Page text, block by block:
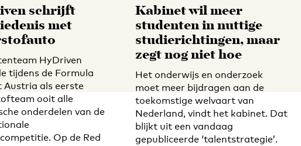
schrijft
met
HyDriven
tijdens de Formula
Austria als eerste
ooit alle
onderdelen van de
Op de Red
Kabinet wil meer
studenten in nuttige
studierichtingen, maar
zegt nog niet hoe
Het onderwijs en onderzoek
moet meer bijdragen aan de
toekomstige welvaart van
Nederland, vindt het kabinet. Dat
blijkt uit een vandaag
gepubliceerde ‘talentstrategie’.